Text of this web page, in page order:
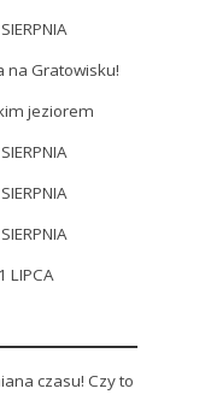
na Gratowisku!
jeziorem
LIPCA
czasu! Czy to